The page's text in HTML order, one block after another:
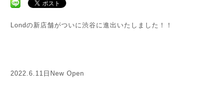
Londの新店舗がついに渋谷に進出いたしました！！
2022.6.11日New Open